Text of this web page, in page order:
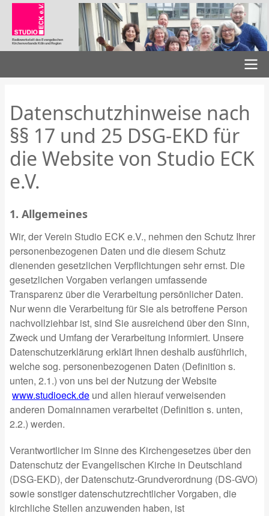
Direkt
Inhalt
Radiowerkstatt des Evangelischen
Kirchenverbands Köln und Region
Datenschutzhinweise nach
§§ 17 und 25 DSG-EKD für
die Website von Studio ECK
e.V.
1. Allgemeines
Wir, der Verein Studio ECK e.V., nehmen den Schutz Ihrer
personenbezogenen Daten und die diesem Schutz
dienenden gesetzlichen Verpflichtungen sehr ernst. Die
gesetzlichen Vorgaben verlangen umfassende
Transparenz über die Verarbeitung persönlicher Daten.
Nur wenn die Verarbeitung für Sie als betroffene Person
nachvollziehbar ist, sind Sie ausreichend über den Sinn,
Zweck und Umfang der Verarbeitung informiert. Unsere
Datenschutzerklärung erklärt Ihnen deshalb ausführlich,
welche sog. personenbezogenen Daten (Definition s.
unten, 2.1.) von uns bei der Nutzung der Website
www.studioeck.de und allen hierauf verweisenden
anderen Domainnamen verarbeitet (Definition s. unten,
2.2.) werden.
Verantwortlicher im Sinne des Kirchengesetzes über den
Datenschutz der Evangelischen Kirche in Deutschland
(DSG-EKD), der Datenschutz-Grundverordnung (DS-GVO)
sowie sonstiger datenschutzrechtlicher Vorgaben, die
kirchliche Stellen anzuwenden haben, ist